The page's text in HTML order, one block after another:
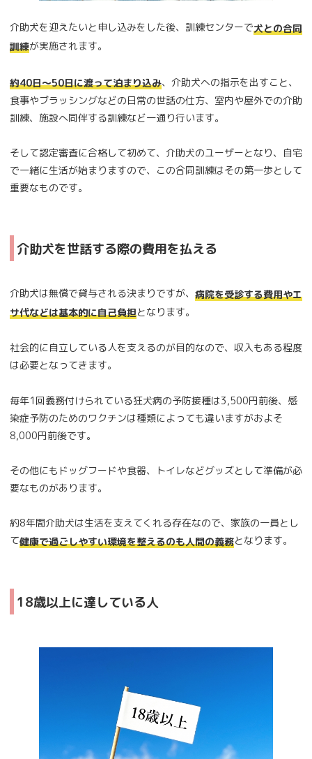
介助犬を迎えたいと申し込みをした後、訓練センターで犬との合同
訓練が実施されます。
約40日～50日に渡って泊まり込み、介助犬への指示を出すこと、
食事やブラッシングなどの日常の世話の仕方、室内や屋外での介助
訓練、施設へ同伴する訓練など一通り行います。
そして認定審査に合格して初めて、介助犬のユーザーとなり、自宅
で一緒に生活が始まりますので、この合同訓練はその第一歩として
重要なものです。
介助犬を世話する際の費用を払える
介助犬は無償で貸与される決まりですが、 病院を受診する費用やエ
サ代などは基本的に自己負担となります。
社会的に自立している人を支えるのが目的なので、収入もある程度
は必要となってきます。
毎年1回義務付けられている狂犬病の予防接種は3,500円前後、感
染症予防のためのワクチンは種類によっても違いますがおよそ
8,000円前後です。
その他にもドッグフードや食器、トイレなどグッズとして準備が必
要なものがあります。
約8年間介助犬は生活を支えてくれる存在なので、家族の一員とし
て健康で過ごしやすい環境を整えるのも人間の義務となります。
18歳以上に達している人